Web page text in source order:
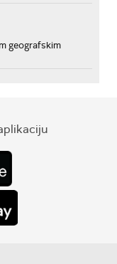
geografskim